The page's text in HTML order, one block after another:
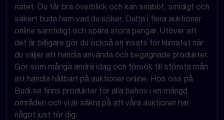
nätet. Du får bra överblick och kan snabbt, smidigt och
säkert buda hem vad du söker. Delta i flera auktioner
online samtidigt och spara stora pengar. Utöver att
det är billigare gör du också en insats för klimatet när
du väljer att handla använda och begagnade produkter.
Gör som många andra idag och försök till största mån
att handla hållbart på auktioner online. Hos oss på
Budi.se finns produkter för alla behov i en mängd
områden och vi är säkra på att våra auktioner har
något just för dig.